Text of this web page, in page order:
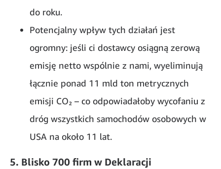
do roku.
Potencjalny wpływ tych działań jest
ogromny: jeśli ci dostawcy osiągną zerową
emisję netto wspólnie z nami, wyeliminują
łącznie ponad 11 mld ton metrycznych
emisji CO₂ – co odpowiadałoby wycofaniu z
dróg wszystkich samochodów osobowych w
USA na około 11 lat.
5. Blisko 700 firm w Deklaracji